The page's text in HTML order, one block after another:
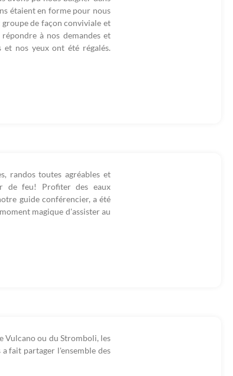
étaient en forme pour nous
de façon conviviale et
à nos demandes et
et nos yeux ont été régalés.
randos toutes agréables et
de feu! Profiter des eaux
guide conférencier, a été
magique d'assister au
Vulcano ou du Stromboli, les
fait partager l'ensemble des